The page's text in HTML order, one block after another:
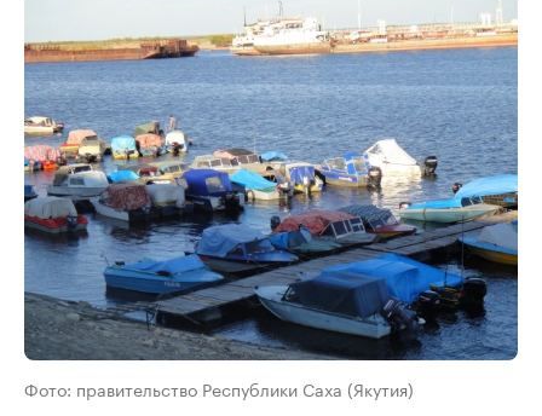
Фото: правительство Республики Саха (Якутия)